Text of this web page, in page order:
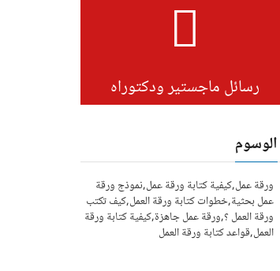
رسائل ماجستير ودكتوراه
الوسوم
ورقة عمل,كيفية كتابة ورقة عمل,نموذج ورقة
عمل بحثية,خطوات كتابة ورقة العمل,كيف تكتب
ورقة العمل ؟,ورقة عمل جاهزة,كيفية كتابة ورقة
العمل,قواعد كتابة ورقة العمل